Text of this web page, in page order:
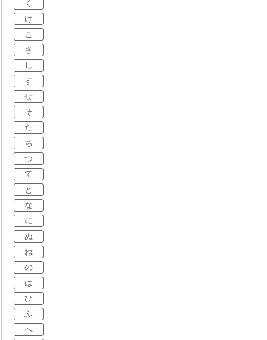
く
け
こ
さ
し
す
せ
そ
た
ち
つ
て
と
な
に
ぬ
ね
の
は
ひ
ふ
へ